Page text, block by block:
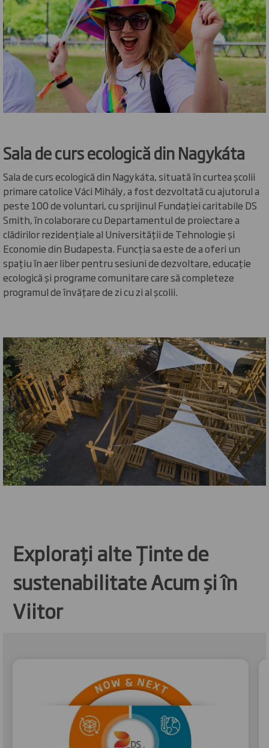
Sala de curs ecologică dinNagykáta
Sala de curs ecologică din Nagykáta, situată în curtea școlii
primare catolice Váci Mihály, a fost dezvoltată cu ajutorul a
peste 100 de voluntari, cu sprijinul Fundației caritabile DS
Smith, în colaborare cu Departamentul de proiectare a
clădirilor rezidențiale al Universității de Tehnologie și
Economie din Budapesta. Funcția sa este de a oferi un
spațiu în aer liber pentru sesiuni de dezvoltare, educație
ecologică și programe comunitare care să completeze
programul de învățare de zi cu zi al școlii.
Explorați alte Ținte de
sustenabilitate Acum și în
Viitor